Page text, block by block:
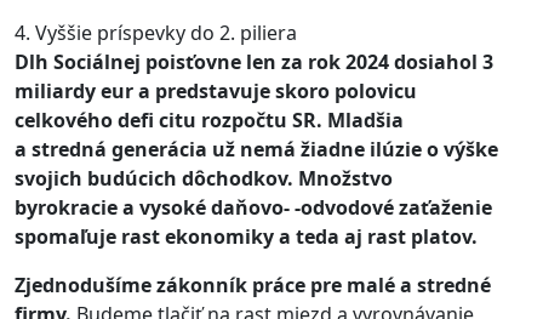
4. Vyššie príspevky do 2. piliera
Dlh Sociálnej poisťovne len za rok 2024 dosiahol 3
miliardy eur a predstavuje skoro polovicu
celkového defi citu rozpočtu SR. Mladšia
a stredná generácia už nemá žiadne ilúzie o výške
svojich budúcich dôchodkov. Množstvo
byrokracie a vysoké daňovo- -odvodové zaťaženie
spomaľuje rast ekonomiky a teda aj rast platov.
Zjednodušíme zákonník práce pre malé a stredné